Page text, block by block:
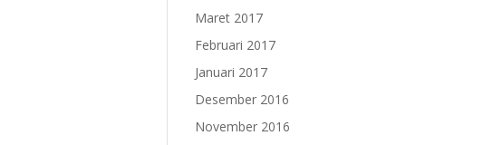
Maret 2017
Februari 2017
Januari 2017
Desember 2016
November 2016